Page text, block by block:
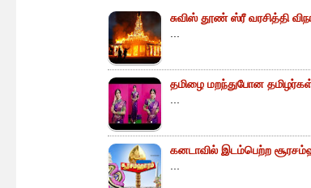
சுவிஸ் தூண் ஸ்ரீ வரசித்தி
...
தமிழை மறந்துபோன
...
கனடாவில் இடம்பெற்ற
...